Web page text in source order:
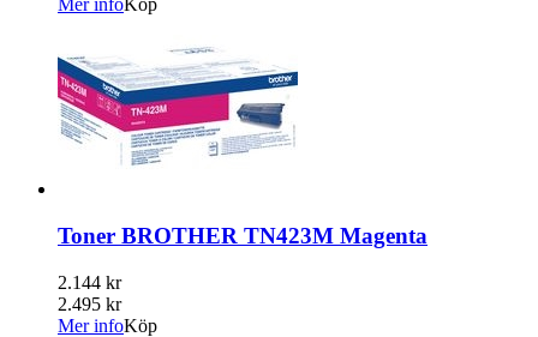
Mer infoKöp
Toner BROTHER TN423M Magenta
2.144 kr
2.495 kr
Mer infoKöp